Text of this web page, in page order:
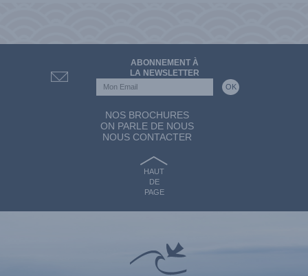
ABONNEMENT À
LA NEWSLETTER
NOS BROCHURES
ON PARLE DE NOUS
NOUS CONTACTER
HAUT
DE
PAGE